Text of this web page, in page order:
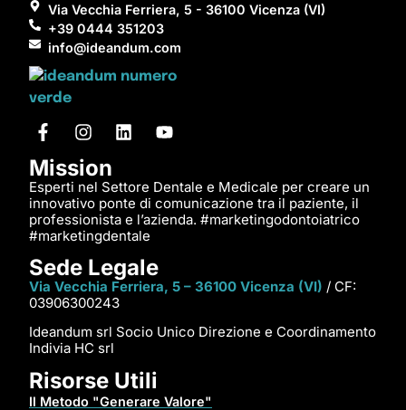
Via Vecchia Ferriera, 5 - 36100 Vicenza (VI)
+39 0444 351203
info@ideandum.com
Mission
Esperti nel Settore Dentale e Medicale per creare un
innovativo ponte di comunicazione tra il paziente, il
professionista e l’azienda. #marketingodontoiatrico
#marketingdentale
Sede Legale
Via Vecchia Ferriera, 5 – 36100 Vicenza (VI) / CF:
03906300243
Ideandum srl Socio Unico Direzione e Coordinamento
Indivia HC srl
Risorse Utili
Il Metodo "Generare Valore"